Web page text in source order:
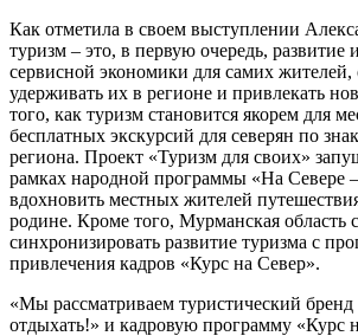
Как отметила в своем выступлении
туризм – это, в первую очередь, развитие
сервисной экономики для самих жителей,
удерживать их в регионе и привлекать
того, как туризм становится якорем для
бесплатных экскурсий для северян по
региона. Проект «Туризм для своих»
рамках народной программы «На Севере
вдохновить местных жителей
родине. Кроме того, Мурманская область
синхронизировать развитие туризма с
привлечения кадров «Курс на Север».
«Мы рассматриваем туристический
отдыхать!» и кадровую программу «Курс